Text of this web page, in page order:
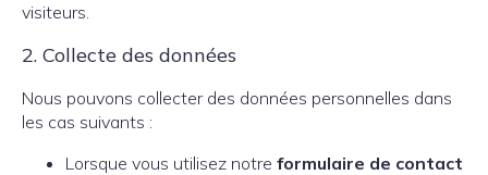
visiteurs.
2. Collecte des données
Nous pouvons collecter des données personnelles dans
les cas suivants :
Lorsque vous utilisez notre formulaire de contact